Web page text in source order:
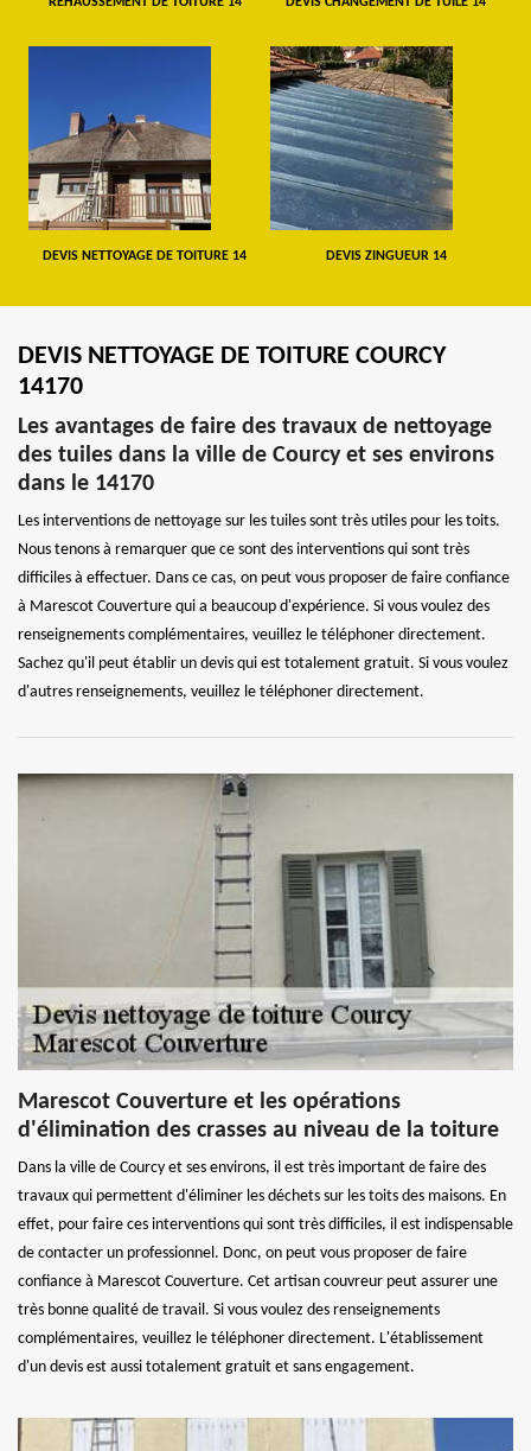
DEVIS NETTOYAGE DE TOITURE 14 DEVIS ZINGUEUR 14
DEVIS NETTOYAGE DE TOITURE COURCY
14170
Les avantages de faire des travaux de nettoyage
des tuiles dans la ville de Courcy et ses environs
dans le 14170
Les interventions de nettoyage sur les tuiles sont très utiles pour les toits.
Nous tenons à remarquer que ce sont des interventions qui sont très
difficiles à effectuer. Dans ce cas, on peut vous proposer de faire confiance
à Marescot Couverture qui a beaucoup d'expérience. Si vous voulez des
renseignements complémentaires, veuillez le téléphoner directement.
Sachez qu'il peut établir un devis qui est totalement gratuit. Si vous voulez
d'autres renseignements, veuillez le téléphoner directement.
Marescot Couverture et les opérations
d'élimination des crasses au niveau de la toiture
Dans la ville de Courcy et ses environs, il est très important de faire des
travaux qui permettent d'éliminer les déchets sur les toits des maisons. En
effet, pour faire ces interventions qui sont très difficiles, il est indispensable
de contacter un professionnel. Donc, on peut vous proposer de faire
confiance à Marescot Couverture. Cet artisan couvreur peut assurer une
très bonne qualité de travail. Si vous voulez des renseignements
complémentaires, veuillez le téléphoner directement. L'établissement
d'un devis est aussi totalement gratuit et sans engagement.